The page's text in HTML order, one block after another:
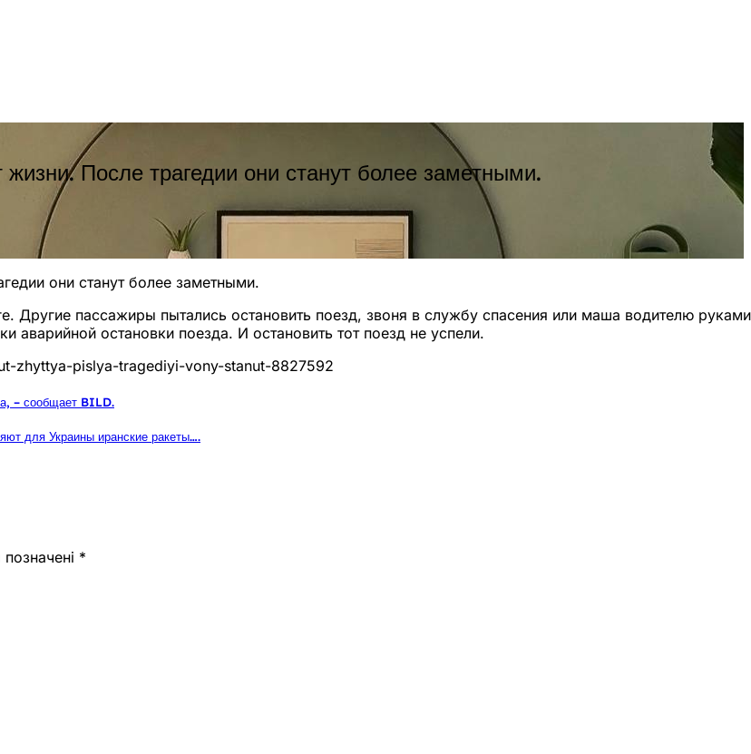
После трагедии они станут более заметными.
они станут более заметными.
пассажиры пытались остановить поезд, звоня в службу спасения или маша водителю
аварийной остановки поезда. И остановить тот поезд не успели.
zhyttya-pislya-tragediyi-vony-stanut-8827592
– сообщает BILD.
для Украины иранские ракеты….
*